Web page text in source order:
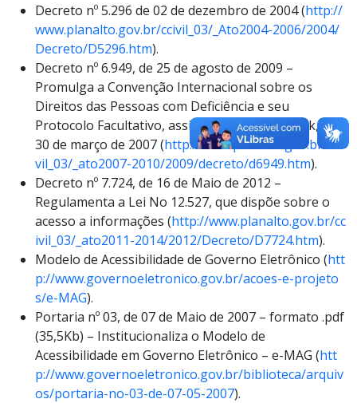
Decreto nº 5.296 de 02 de dezembro de 2004 (http://
www.planalto.gov.br/ccivil_03/_Ato2004-2006/2004/
Decreto/D5296.htm).
Decreto nº 6.949, de 25 de agosto de 2009 –
Promulga a Convenção Internacional sobre os
Direitos das Pessoas com Deficiência e seu
Protocolo Facultativo, assinados em Nova York, em
30 de março de 2007 (http://www.planalto.gov.br/cci
vil_03/_ato2007-2010/2009/decreto/d6949.htm).
Decreto nº 7.724, de 16 de Maio de 2012 –
Regulamenta a Lei No 12.527, que dispõe sobre o
acesso a informações (http://www.planalto.gov.br/cc
ivil_03/_ato2011-2014/2012/Decreto/D7724.htm).
Modelo de Acessibilidade de Governo Eletrônico (htt
p://www.governoeletronico.gov.br/acoes-e-projeto
s/e-MAG).
Portaria nº 03, de 07 de Maio de 2007 – formato .pdf
(35,5Kb) – Institucionaliza o Modelo de
Acessibilidade em Governo Eletrônico – e-MAG (htt
p://www.governoeletronico.gov.br/biblioteca/arquiv
os/portaria-no-03-de-07-05-2007).